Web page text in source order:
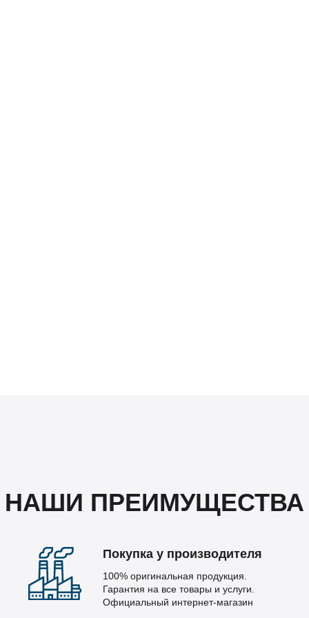
НАШИ ПРЕИМУЩЕСТВА
Покупка у производителя
100% оригинальная продукция.
Гарантия на все товары и услуги.
Официальный интернет-магазин